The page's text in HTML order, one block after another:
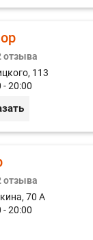
отзыва
113
- 20:00
отзыва
70 А
- 20:00